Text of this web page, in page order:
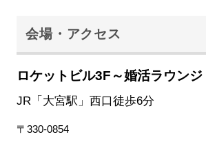
会場・アクセス
ロケットビル3F～婚活ラウンジ
JR「大宮駅」西口徒歩6分
〒330-0854